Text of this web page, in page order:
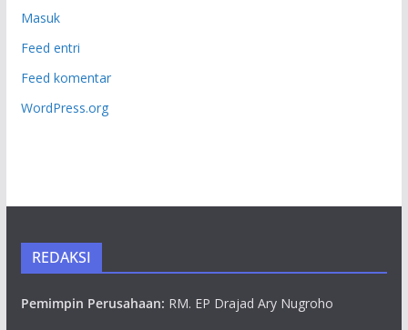
Masuk
Feed entri
Feed komentar
WordPress.org
REDAKSI
Pemimpin Perusahaan: RM. EP Drajad Ary Nugroho